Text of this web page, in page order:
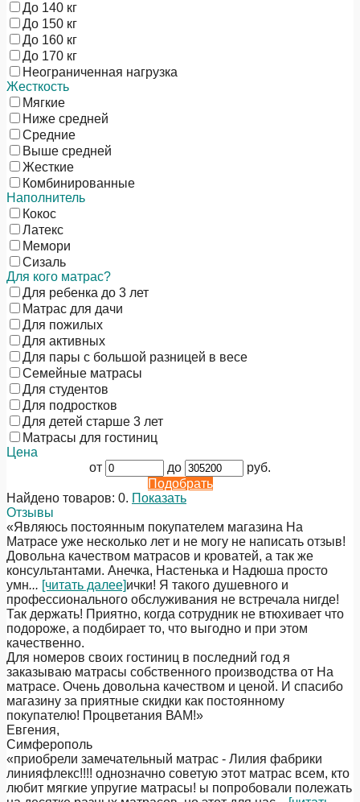
До 140 кг
До 150 кг
До 160 кг
До 170 кг
Неограниченная нагрузка
Жесткость
Мягкие
Ниже средней
Средние
Выше средней
Жесткие
Комбинированные
Наполнитель
Кокос
Латекс
Мемори
Сизаль
Для кого матрас?
Для ребенка до 3 лет
Матрас для дачи
Для пожилых
Для активных
Для пары с большой разницей в весе
Семейные матрасы
Для студентов
Для подростков
Для детей старше 3 лет
Матрасы для гостиниц
Цена
от
до
руб.
Подобрать
Найдено товаров: 0. Показать
Отзывы
«Являюсь постоянным покупателем магазина На
Матрасе уже несколько лет и не могу не написать отзыв!
Довольна качеством матрасов и кроватей, а так же
консультантами. Анечка, Настенька и Надюша просто
умн... [читать далее]ички! Я такого душевного и
профессионального обслуживания не встречала нигде!
Так держать! Приятно, когда сотрудник не втюхивает что
подороже, а подбирает то, что выгодно и при этом
качественно.
Для номеров своих гостиниц в последний год я
заказываю матрасы собственного производства от На
матрасе. Очень довольна качеством и ценой. И спасибо
магазину за приятные скидки как постоянному
покупателю! Процветания ВАМ!»
Евгения,
Симферополь
«приобрели замечательный матрас - Лилия фабрики
линияфлекс!!!! однозначно советую этот матрас всем, кто
любит мягкие упругие матрасы! ы попробовали полежать